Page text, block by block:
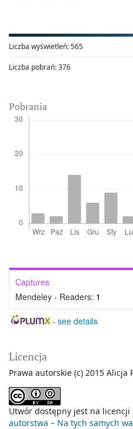
Liczba wyświetleń:565
Liczba pobrań:376
Pobrania
Captures
Mendeley - Readers: 1
- see details
Licencja
Prawa autorskie (c) 2015 Alicja
Utwór dostępny jest na licencji
autorstwa – Na tych samych